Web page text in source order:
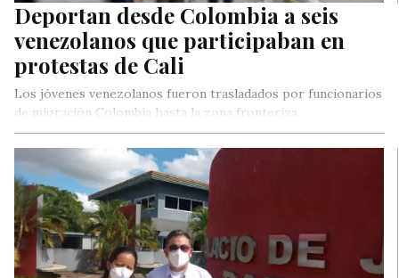
Deportan desde Colombia a seis
venezolanos que participaban en
protestas de Cali
Los jóvenes venezolanos fueron trasladados por funcionarios
de migración Colombia hasta la zona fronteriza.